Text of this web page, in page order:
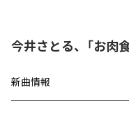
今井さとる、「お肉
新曲情報